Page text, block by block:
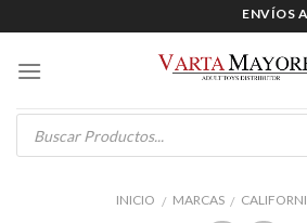
to
content
ENVÍOS A
Products
search
INICIO / MARCAS /